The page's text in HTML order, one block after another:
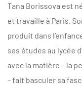
Tana Borissova est
et travaille à Paris.
produit dans
ses études au lycée
avec la matière – la
– fait basculer sa